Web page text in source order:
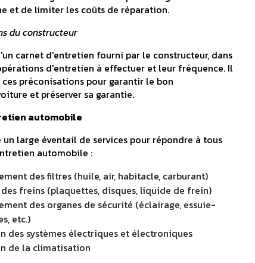
et de limiter les coûts de réparation.
du constructeur
carnet d'entretien fourni par le constructeur, dans
d'entretien à effectuer et leur fréquence. Il
préconisations pour garantir le bon
et préserver sa garantie.
automobile
large éventail de services pour répondre à tous
automobile :
des filtres (huile, air, habitacle, carburant)
freins (plaquettes, disques, liquide de frein)
des organes de sécurité (éclairage, essuie-
etc.)
des systèmes électriques et électroniques
de la climatisation